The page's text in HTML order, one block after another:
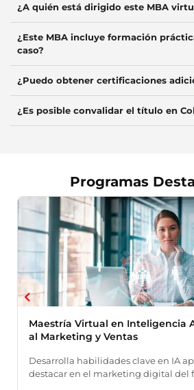
¿A quién está dirigido este MBA
¿Este MBA incluye formación
caso?
¿Puedo obtener certificaciones
¿Es posible convalidar el título en
Programas
Maestría Virtual en Inteligencia
al Marketing y Ventas
Desarrolla habilidades clave en IA
destacar en el marketing digital del